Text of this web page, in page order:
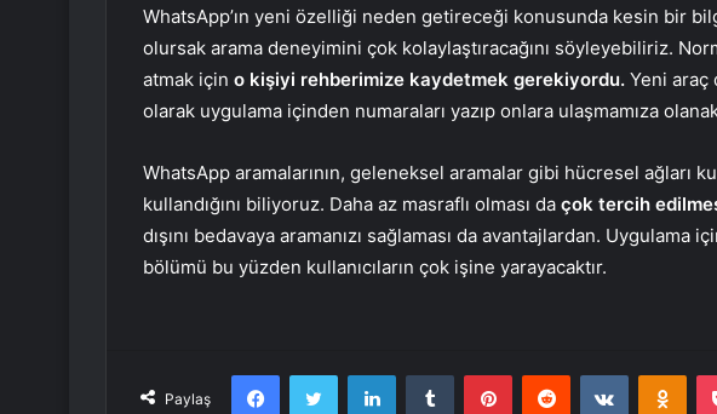
WhatsApp’ın yeni özelliği neden getireceği konusunda kesin bir
olursak arama deneyimini çok kolaylaştıracağını söyleyebiliriz.
atmak için o kişiyi rehberimize kaydetmek gerekiyordu. Yeni araç
olarak uygulama içinden numaraları yazıp onlara ulaşmamıza
WhatsApp aramalarının, geleneksel aramalar gibi hücresel ağları
kullandığını biliyoruz. Daha az masraflı olması da çok tercih
dışını bedavaya aramanızı sağlaması da avantajlardan. Uygulama
bölümü bu yüzden kullanıcıların çok işine yarayacaktır.
Paylaş
FacebookTwitter LinkedInTumblr PinterestReddit VKontakte